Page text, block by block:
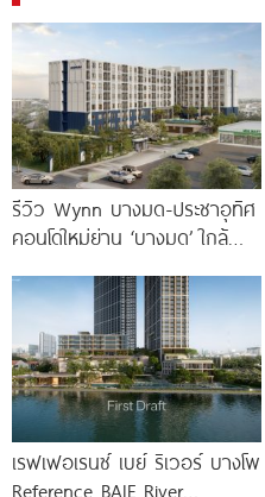
รีวิว Wynn บางมด-ประชาอุทิศ
คอนโดใหม่ย่าน ‘บางมด’ ใกล้
สายสีม่วง
เรฟเฟอเรนซ์ เบย์ ริเวอร์ บางโพ
Reference BAIE River